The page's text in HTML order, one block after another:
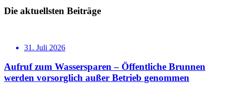
Die aktuellsten Beiträge
31. Juli 2026
Aufruf zum Wassersparen – Öffentliche Brunnen
werden vorsorglich außer Betrieb genommen